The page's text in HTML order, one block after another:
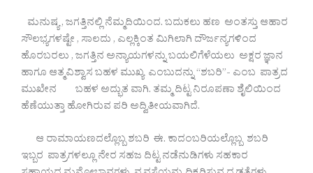
ಮನುಷ್ಯ , ಜಗತ್ತಿನಲ್ಲಿ ನೆಮ್ಮದಿಯಿಂದ. ಬದುಕಲು ಹಣ ಅಂತಸ್ತು ಆಹಾರ
ಸೌಲಭ್ಯಗಳಷ್ಟೇ , ಸಾಲದು , ಎಲ್ಲಕ್ಕಿಂತ ಮಿಗಿಲಾಗಿ ದೌರ್ಜನ್ಯಗಳಿಂದ
ಹೊರಬರಲು , ಜಗತ್ತಿನ ಅನ್ಯಾಯಗಳನ್ನು ಬಯಲಿಗೆಳೆಯಲು ಅಕ್ಷರ ಜ್ಞಾನ
ಹಾಗೂ ಆತ್ಮವಿಶ್ವಾಸ ಬಹಳ ಮುಖ್ಯ ಎಂಬುದನ್ನು “ಶಬರಿ”- ಎಂಬ ಪಾತ್ರದ
ಮುಖೇನ ಬಹಳ ಅದ್ಭುತ ವಾಗಿ. ತಮ್ಮ ದಿಟ್ಟ ನಿರೂಪಣಾ ಶೈಲಿಯಿಂದ
ಹೆಣೆಯುತ್ತಾ ಹೋಗಿರುವ ಪರಿ ಅದ್ವಿತೀಯವಾಗಿದೆ.
ಆ ರಾಮಾಯಣದಲ್ಲೊಬ್ಬ ಶಬರಿ ಈ. ಕಾದಂಬರಿಯಲ್ಲೊಬ್ಬ ಶಬರಿ
ಇಬ್ಬರ ಪಾತ್ರಗಳಲ್ಲೂ ನೇರ ಸಹಜ ದಿಟ್ಟ ನಡೆನುಡಿಗಳು ಸಹಕಾರ